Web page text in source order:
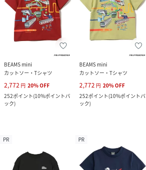
BEAMS mini
カットソー・Tシャツ
2,772 円 20%OFF
252ポイント(10%ポイントバ
ック)
BEAMS mini
カットソー・Tシャツ
2,772 円 20%OFF
252ポイント(10%ポイントバ
ック)
PR PR